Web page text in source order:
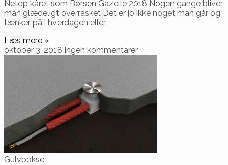
Netop kåret som Børsen Gazelle 2018 Nogen gange bliver
man glædeligt overrasket Det er jo ikke noget man går og
tænker på i hverdagen eller
Læs mere »
oktober 3, 2018 Ingen kommentarer
Gulvbokse